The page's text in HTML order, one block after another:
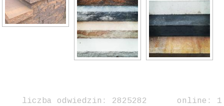
liczba odwiedzin: 2825282 online: 1